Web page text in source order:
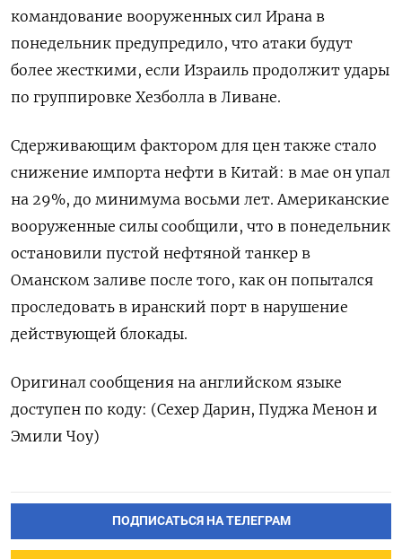
командование вооруженных сил Ирана в
понедельник предупредило, что атаки будут
более жесткими, если Израиль продолжит удары
по группировке ​Хезболла в Ливане.
Сдерживающим фактором ⁠для цен также стало
снижение импорта нефти в Китай: в мае он упал
на 29%, до ‌минимума восьми лет. Американские
вооруженные силы сообщили, что в понедельник
остановили пустой нефтяной ‌танкер в
Оманском заливе после того, как он попытался
проследовать в иранский порт ​в нарушение
действующей блокады.
Оригинал сообщения на английском языке
доступен по ‌коду: (Сехер Дарин, Пуджа Менон и
Эмили Чоу)
ПОДПИСАТЬСЯ НА ТЕЛЕГРАМ